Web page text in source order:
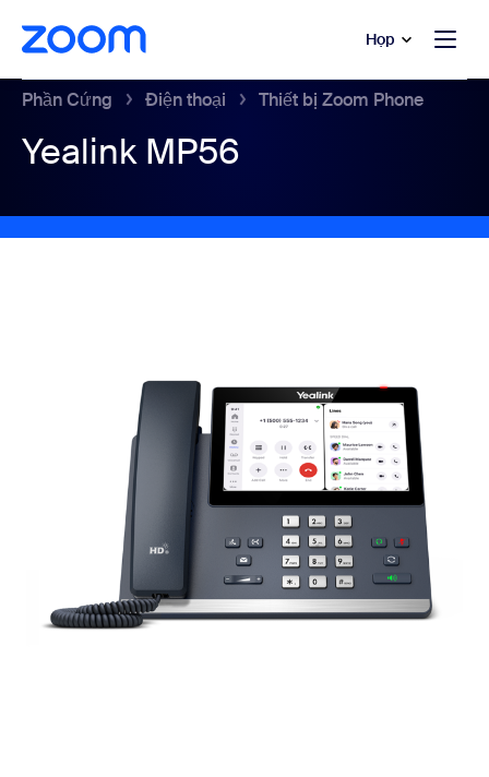
đến nội dung chính
trò chuyện trợ giúp Họp
Phần Cứng Điện thoại Thiết bị Zoom Phone
Yealink MP56